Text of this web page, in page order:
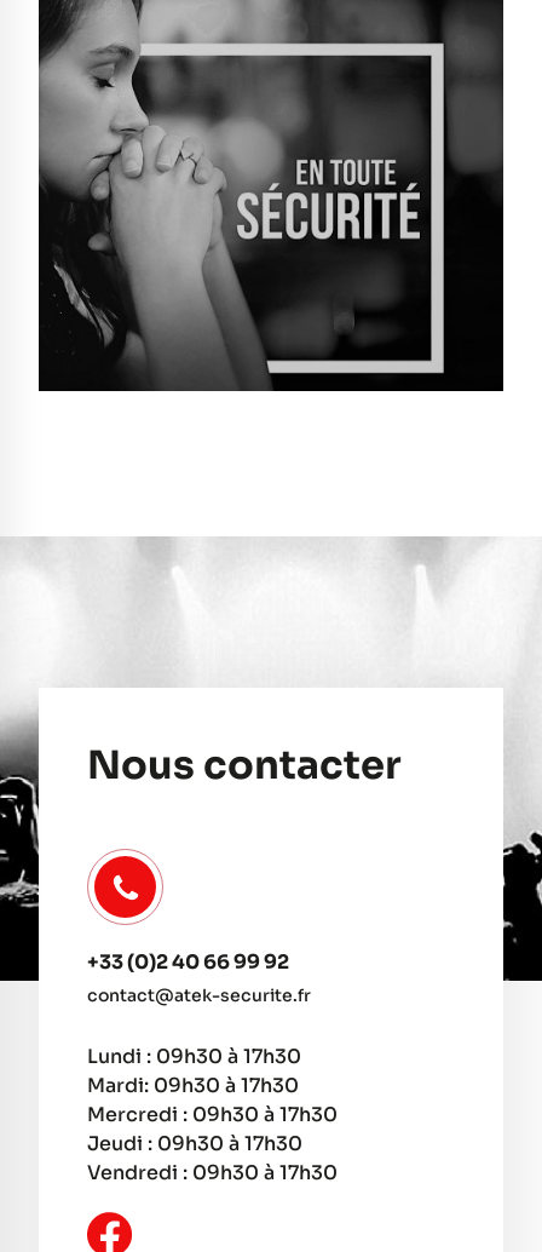
Nous contacter
+33 (0)2 40 66 99 92
contact@atek-securite.fr
Lundi : 09h30 à 17h30
Mardi: 09h30 à 17h30
Mercredi : 09h30 à 17h30
Jeudi : 09h30 à 17h30
Vendredi : 09h30 à 17h30